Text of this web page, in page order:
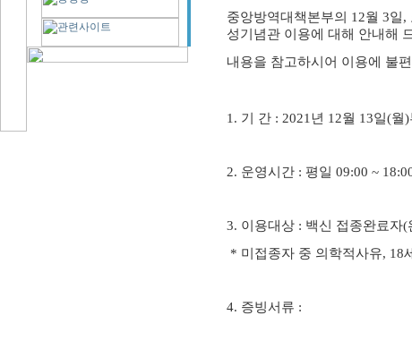
중앙방역대책본부의 12월 3일,
성기념관 이용에 대해 안내해
내용을 참고하시어 이용에 불
1. 기 간 : 2021 년 12월 13일(월)
2. 운영시간 : 평일 09:00 ~
3. 이용대상 : 백신 접종완료자(
* 미접종자 중 의학적사유, 18
4. 증빙서류 :